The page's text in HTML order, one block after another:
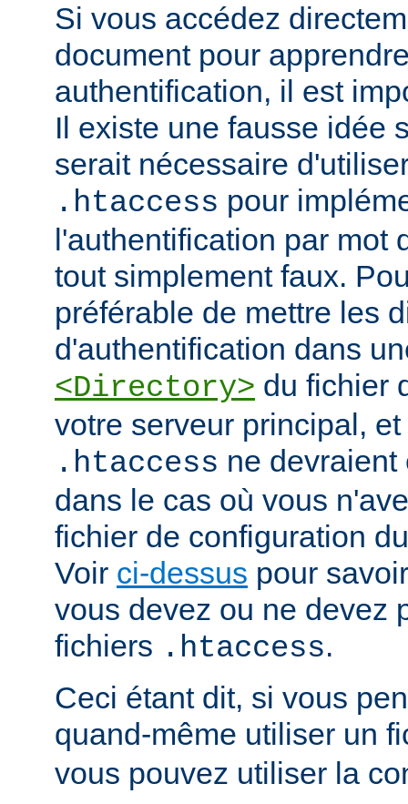
Si vous accédez
document pour
authentification, il est
Il existe une fausse idée
serait nécessaire
.htaccess pour
l'authentification par mot
tout simplement faux.
préférable de mettre les
d'authentification dans
<Directory> du fichier
votre serveur principal,
.htaccess ne
dans le cas où vous
fichier de configuration
Voir ci-dessus pour
vous devez ou ne devez
fichiers .htaccess.
Ceci étant dit, si vous
quand-même utiliser un
vous pouvez utiliser la